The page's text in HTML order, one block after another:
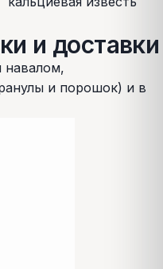
и доставки
навалом,
и порошок) и в